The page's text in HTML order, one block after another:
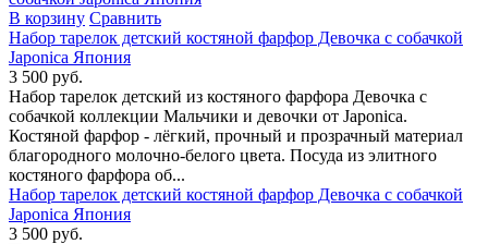
В коpзину Сpавнить
Набор тарелок детский костяной фарфор Девочка с собачкой
Japonica Япония
3 500 руб.
Набор тарелок детский из костяного фарфора Девочка с
собачкой коллекции Мальчики и девочки от Japonica.
Костяной фарфор - лёгкий, прочный и прозрачный материал
благородного молочно-белого цвета. Посуда из элитного
костяного фарфора об...
Набор тарелок детский костяной фарфор Девочка с собачкой
Japonica Япония
3 500 руб.